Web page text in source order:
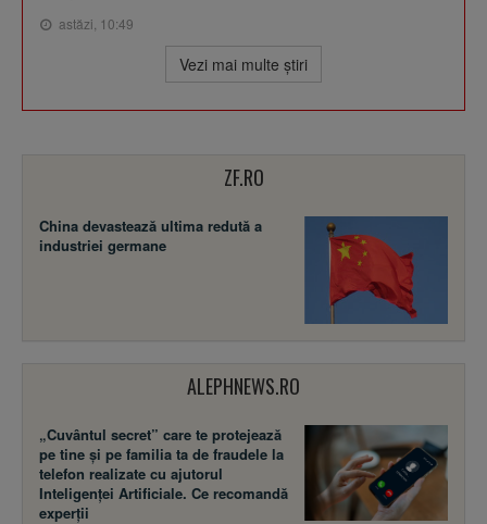
astăzi, 10:49
Vezi mai multe ştiri
ZF.RO
China devastează ultima redută a
industriei germane
ALEPHNEWS.RO
„Cuvântul secret” care te protejează
pe tine și pe familia ta de fraudele la
telefon realizate cu ajutorul
Inteligenței Artificiale. Ce recomandă
experții